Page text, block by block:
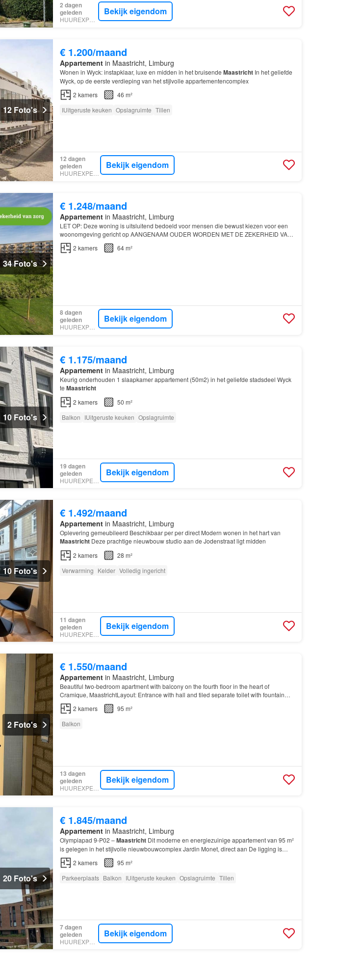
2 dagen
geleden
HUUREXPERT
Bekijk eigendom
12 Foto's
€ 1.200/maand
Appartementin Maastricht, Limburg
Wonen in Wyck: instapklaar, luxe en midden in het bruisende MaastrichtIn het geliefde
Wyck, op de eerste verdieping van het stijlvolle appartementencomplex
2 kamers
46 m²
IUitgeruste keuken Opslagruimte Tillen
12 dagen
geleden
Bekijk eigendom
34 Foto's
€ 1.248/maand
Appartementin Maastricht, Limburg
LET OP: Deze woning is uitsluitend bedoeld voor mensen die bewust kiezen voor een
woonomgeving gericht op AANGENAAM OUDER WORDEN MET DE ZEKERHEID VAN
ZORG…
2 kamers 64 m²
8 dagen
geleden
HUUREXPERT
Bekijk eigendom
10 Foto's
€ 1.175/maand
Appartementin Maastricht, Limburg
Keurig onderhouden 1 slaapkamer appartement (50m2) in het geliefde stadsdeel Wyck
te Maastricht
2 kamers
50 m²
Balkon IUitgeruste keuken Opslagruimte
19 dagen
geleden
Bekijk eigendom
10 Foto's
€ 1.492/maand
Appartementin Maastricht, Limburg
Oplevering gemeubileerd Beschikbaar per per direct Modern wonen in het hart van
MaastrichtDeze prachtige nieuwbouw studio aan de Jodenstraat ligt midden
2 kamers
28 m²
Verwarming Kelder Volledig ingericht
11 dagen
geleden
Bekijk eigendom
2 Foto's
€ 1.550/maand
Appartementin Maastricht, Limburg
Beautiful two-bedroom apartment with balcony on the fourth floor in the heart of
Cramique, MaastrichtLayout: Entrance with hall and tiled separate toilet with fountain
Spacious living/dining room (approx…
2 kamers
95 m²
Balkon
13 dagen
geleden
Bekijk eigendom
20 Foto's
€ 1.845/maand
Appartementin Maastricht, Limburg
Olympiapad 9-P02 –MaastrichtDit moderne en energiezuinige appartement van 95 m²
is gelegen in het stijlvolle nieuwbouwcomplex Jardin Monet, direct aan De ligging is
uitstekend: op korte afstand van het stadscentrum, Maastri…
2 kamers
95 m²
Parkeerplaats Balkon IUitgeruste keuken Opslagruimte Tillen
7 dagen
geleden
HUUREXPERT
Bekijk eigendom